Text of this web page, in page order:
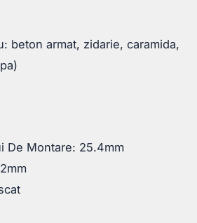
beton armat, zidarie, caramida,
De Montare: 25.4mm